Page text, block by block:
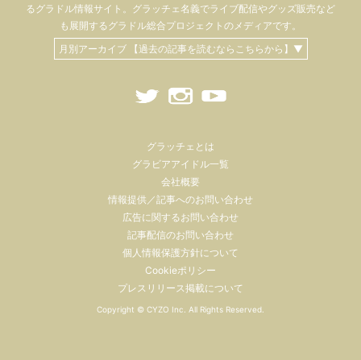
るグラドル情報サイト。 グラッチェ名義でライブ配信やグッズ販売など
も 展開するグラドル総合プロジェクトのメディアです。
月別アーカイブ 【過去の記事を読むならこちらから】▼
グラッチェとは
グラビアアイドル一覧
会社概要
情報提供／記事へのお問い合わせ
広告に関するお問い合わせ
記事配信のお問い合わせ
個人情報保護方針について
Cookieポリシー
プレスリリース掲載について
Copyright © CYZO Inc. All Rights Reserved.